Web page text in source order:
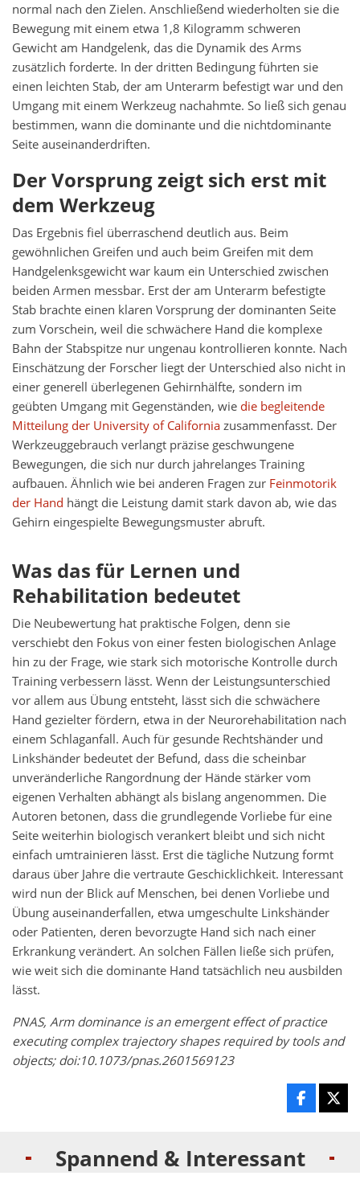
normal nach den Zielen. Anschließend wiederholten sie die
Bewegung mit einem etwa 1,8 Kilogramm schweren
Gewicht am Handgelenk, das die Dynamik des Arms
zusätzlich forderte. In der dritten Bedingung führten sie
einen leichten Stab, der am Unterarm befestigt war und den
Umgang mit einem Werkzeug nachahmte. So ließ sich genau
bestimmen, wann die dominante und die nichtdominante
Seite auseinanderdriften.
Der Vorsprung zeigt sich erst mit
dem Werkzeug
Das Ergebnis fiel überraschend deutlich aus. Beim
gewöhnlichen Greifen und auch beim Greifen mit dem
Handgelenksgewicht war kaum ein Unterschied zwischen
beiden Armen messbar. Erst der am Unterarm befestigte
Stab brachte einen klaren Vorsprung der dominanten Seite
zum Vorschein, weil die schwächere Hand die komplexe
Bahn der Stabspitze nur ungenau kontrollieren konnte. Nach
Einschätzung der Forscher liegt der Unterschied also nicht in
einer generell überlegenen Gehirnhälfte, sondern im
geübten Umgang mit Gegenständen, wie die begleitende
Mitteilung der University of Californiazusammenfasst. Der
Werkzeuggebrauch verlangt präzise geschwungene
Bewegungen, die sich nur durch jahrelanges Training
aufbauen. Ähnlich wie bei anderen Fragen zur Feinmotorik
der Hand hängt die Leistung damit stark davon ab, wie das
Gehirn eingespielte Bewegungsmuster abruft.
Was das für Lernen und
Rehabilitation bedeutet
Die Neubewertung hat praktische Folgen, denn sie
verschiebt den Fokus von einer festen biologischen Anlage
hin zu der Frage, wie stark sich motorische Kontrolle durch
Training verbessern lässt. Wenn der Leistungsunterschied
vor allem aus Übung entsteht, lässt sich die schwächere
Hand gezielter fördern, etwa in der Neurorehabilitation nach
einem Schlaganfall. Auch für gesunde Rechtshänder und
Linkshänder bedeutet der Befund, dass die scheinbar
unveränderliche Rangordnung der Hände stärker vom
eigenen Verhalten abhängt als bislang angenommen. Die
Autoren betonen, dass die grundlegende Vorliebe für eine
Seite weiterhin biologisch verankert bleibt und sich nicht
einfach umtrainieren lässt. Erst die tägliche Nutzung formt
daraus über Jahre die vertraute Geschicklichkeit. Interessant
wird nun der Blick auf Menschen, bei denen Vorliebe und
Übung auseinanderfallen, etwa umgeschulte Linkshänder
oder Patienten, deren bevorzugte Hand sich nach einer
Erkrankung verändert. An solchen Fällen ließe sich prüfen,
wie weit sich die dominante Hand tatsächlich neu ausbilden
lässt.
PNAS, Arm dominance is an emergent effect of practice
executing complex trajectory shapes required by tools and
objects; doi:10.1073/pnas.2601569123
Spannend & Interessant